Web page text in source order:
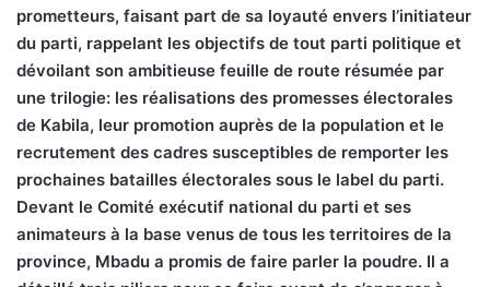
prometteurs, faisant part de sa loyauté envers l’initiateur
du parti, rappelant les objectifs de tout parti politique et
dévoilant son ambitieuse feuille de route résumée par
une trilogie: les réalisations des promesses électorales
de Kabila, leur promotion auprès de la population et le
recrutement des cadres susceptibles de remporter les
prochaines batailles électorales sous le label du parti.
Devant le Comité exécutif national du parti et ses
animateurs à la base venus de tous les territoires de la
province, Mbadu a promis de faire parler la poudre. Il a